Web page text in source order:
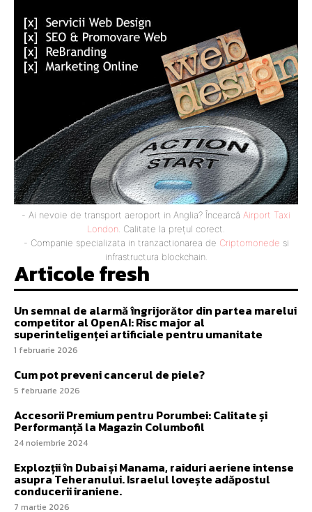
- Ai nevoie de transport aeroport in Anglia? Încearcă Airport Taxi
London . Calitate la prețul corect.
- Companie specializata in tranzactionarea de Criptomonede si
infrastructura blockchain.
Articole fresh
Un semnal de alarmă îngrijorător din partea marelui
competitor al OpenAI: Risc major al
superinteligenței artificiale pentru umanitate
1 februarie 2026
Cum pot preveni cancerul de piele?
5 februarie 2026
Accesorii Premium pentru Porumbei: Calitate și
Performanță la Magazin Columbofil
24 noiembrie 2024
Explozții în Dubai și Manama, raiduri aeriene intense
asupra Teheranului. Israelul lovește adăpostul
conducerii iraniene.
7 martie 2026